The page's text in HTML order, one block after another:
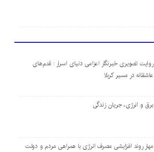
روایت تصویری خبرنگار اعزامی دنیای اسرار : قدم‌های
عاشقانه در مسیر کربلا
برق و انرژی، جریان زندگی
مهار روند افزایشی مصرف انرژی با همراهی مردم و دولت